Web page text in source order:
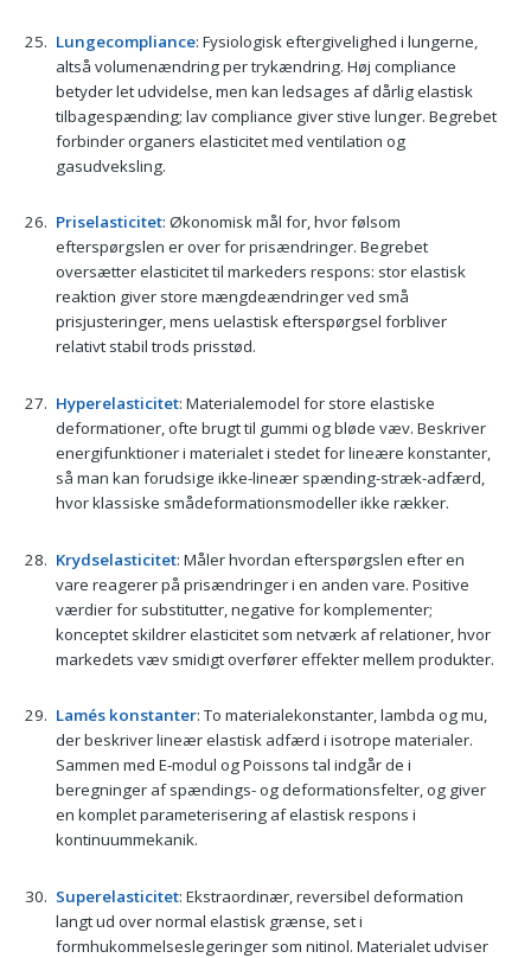
Lungecompliance: Fysiologisk eftergivelighed i lungerne,
altså volumenændring per trykændring. Høj compliance
betyder let udvidelse, men kan ledsages af dårlig elastisk
tilbagespænding; lav compliance giver stive lunger. Begrebet
forbinder organers elasticitet med ventilation og
gasudveksling.
Priselasticitet: Økonomisk mål for, hvor følsom
efterspørgslen er over for prisændringer. Begrebet
oversætter elasticitet til markeders respons: stor elastisk
reaktion giver store mængdeændringer ved små
prisjusteringer, mens uelastisk efterspørgsel forbliver
relativt stabil trods prisstød.
Hyperelasticitet: Materialemodel for store elastiske
deformationer, ofte brugt til gummi og bløde væv. Beskriver
energifunktioner i materialet i stedet for lineære konstanter,
så man kan forudsige ikke-lineær spænding-stræk-adfærd,
hvor klassiske smådeformationsmodeller ikke rækker.
Krydselasticitet: Måler hvordan efterspørgslen efter en
vare reagerer på prisændringer i en anden vare. Positive
værdier for substitutter, negative for komplementer;
konceptet skildrer elasticitet som netværk af relationer, hvor
markedets væv smidigt overfører effekter mellem produkter.
Lamés konstanter: To materialekonstanter, lambda og mu,
der beskriver lineær elastisk adfærd i isotrope materialer.
Sammen med E-modul og Poissons tal indgår de i
beregninger af spændings- og deformationsfelter, og giver
en komplet parameterisering af elastisk respons i
kontinuummekanik.
Superelasticitet: Ekstraordinær, reversibel deformation
langt ud over normal elastisk grænse, set i
formhukommelseslegeringer som nitinol. Materialet udviser